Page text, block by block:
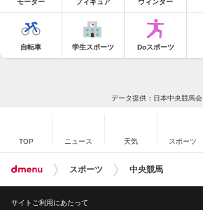
モーター フィギュア ウィンター
自転車 学生スポーツ Doスポーツ
データ提供：日本中央競馬会
TOP ニュース 天気 スポーツ
スポーツ 中央競馬
サイトご利用にあたって